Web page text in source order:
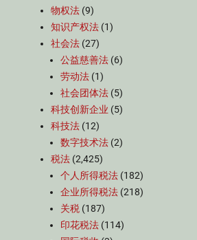
物权法 (9)
知识产权法 (1)
社会法 (27)
公益慈善法 (6)
劳动法 (1)
社会团体法 (5)
科技创新企业 (5)
科技法 (12)
数字技术法 (2)
税法 (2,425)
个人所得税法 (182)
企业所得税法 (218)
关税 (187)
印花税法 (114)